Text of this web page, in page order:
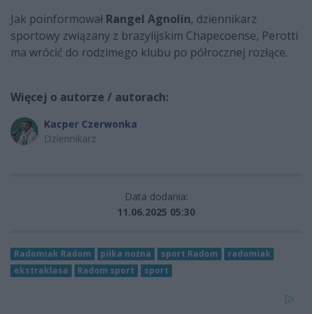
Jak poinformował Rangel Agnolin, dziennikarz
sportowy związany z brazylijskim Chapecoense, Perotti
ma wrócić do rodzimego klubu po półrocznej rozłące.
Więcej o autorze / autorach:
Kacper Czerwonka
Dziennikarz
Data dodania:
11.06.2025 05:30
Radomiak Radom piłka nożna sport Radom
radomiak
ekstraklasa
Radom sport sport